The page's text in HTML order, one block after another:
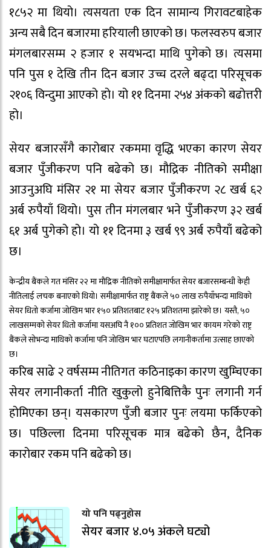
१८५२ मा थियो। त्यसयता एक दिन सामान्य गिरावटबाहेक
अन्य सबै दिन बजारमा हरियाली छाएको छ। फलस्वरुप बजार
मंगलबारसम्म २ हजार १ सयभन्दा माथि पुगेको छ। त्यसमा
पनि पुस १ देखि तीन दिन बजार उच्च दरले बढ्दा परिसूचक
२१०६ विन्दुमा आएको हो। यो ११ दिनमा २५४ अंकको बढोत्तरी
हो।
सेयर बजारसँगै कारोबार रकममा वृद्धि भएका कारण सेयर
बजार पुँजीकरण पनि बढेको छ। मौद्रिक नीतिको समीक्षा
आउनुअघि मंसिर २१ मा सेयर बजार पुँजीकरण २८ खर्ब ६२
अर्ब रुपैयाँ थियो। पुस तीन मंगलबार भने पुँजीकरण ३२ खर्ब
६१ अर्ब पुगेको हो। यो ११ दिनमा ३ खर्ब ९९ अर्ब रुपैयाँ बढेको
छ।
केन्द्रीय बैंकले गत मंसिर २२ मा मौद्रिक नीतिको समीक्षामार्फत सेयर बजारसम्बन्धी केही
नीतिलाई लचक बनाएको थियो। समीक्षामार्फत राष्ट्र बैंकले ५० लाख रुपैयाँभन्दा माथिको
सेयर धितो कर्जामा जोखिम भार १५० प्रतिशतबाट १२५ प्रतिशतमा झारेको छ। यस्तै, ५०
लाखसम्मको सेयर धितो कर्जामा यसअघि नै १०० प्रतिशत जोखिम भार कायम गरेको राष्ट्र
बैंकले सोभन्दा माथिको कर्जामा पनि जोखिम भार घटाएपछि लगानीकर्तामा उत्साह छाएको
छ।
करिब साढे २ वर्षसम्म नीतिगत कठिनाइका कारण खुम्चिएका
सेयर लगानीकर्ता नीति खुकुलो हुनेबित्तिकै पुनः लगानी गर्न
होमिएका छन्। यसकारण पुँजी बजार पुनः लयमा फर्किएको
छ। पछिल्ला दिनमा परिसूचक मात्र बढेको छैन, दैनिक
कारोबार रकम पनि बढेको छ।
यो पनि पढ्नुहोस
सेयर बजार ४.०५ अंकले घट्यो